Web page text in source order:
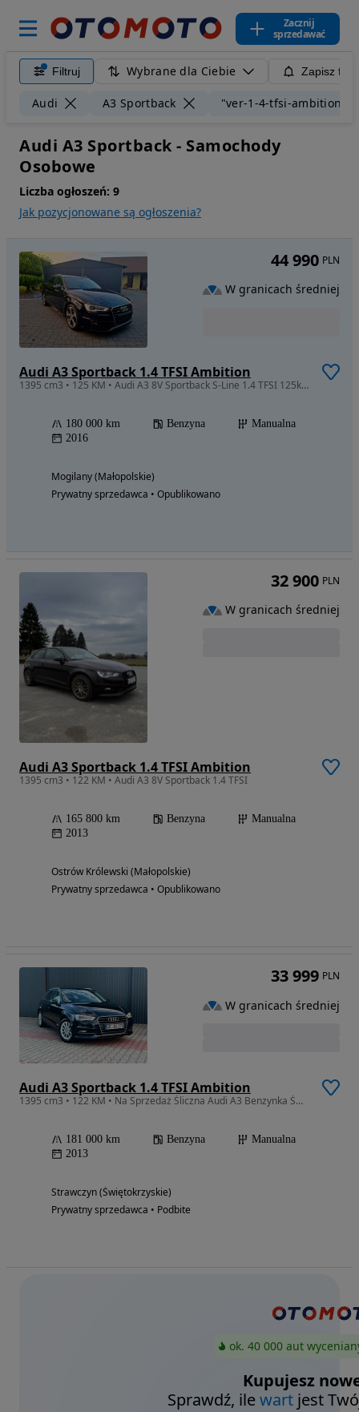
Zacznij
sprzedawać
Filtruj Wybrane dla Ciebie Zapisz
Audi A3 Sportback "ver-1-4-tfsi-ambition"
Audi A3 Sportback - Samochody
Osobowe
Liczba ogłoszeń: 9
Jak pozycjonowane są ogłoszenia?
Audi A3 Sportback 1.4 TFSI Ambition
1395 cm3 • 125 KM • Audi A3 8V Sportback S-Line 1.4 TFSI 125km Piękna
180 000 km Benzyna
Manualna
2016
Mogilany (Małopolskie)
Prywatny sprzedawca • Opublikowano
44 990 PLN
W granicach średniej
Audi A3 Sportback 1.4 TFSI Ambition
1395 cm3 • 122 KM • Audi A3 8V Sportback 1.4 TFSI
165 800 km Benzyna
Manualna
2013
Ostrów Królewski (Małopolskie)
Prywatny sprzedawca • Opublikowano
32 900 PLN
W granicach średniej
Audi A3 Sportback 1.4 TFSI Ambition
1395 cm3 • 122 KM • Na Sprzedaż Śliczna Audi A3 Benzynka Świetny Stan Zapraszam
181 000 km Benzyna
Manualna
2013
Strawczyn (Świętokrzyskie)
Prywatny sprzedawca • Podbite
33 999 PLN
W granicach średniej
ok. 40 000 aut
Kupujesz
Sprawdź, ilewart jest